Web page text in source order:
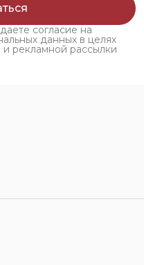
согласие на
данных в целях
рекламной рассылки